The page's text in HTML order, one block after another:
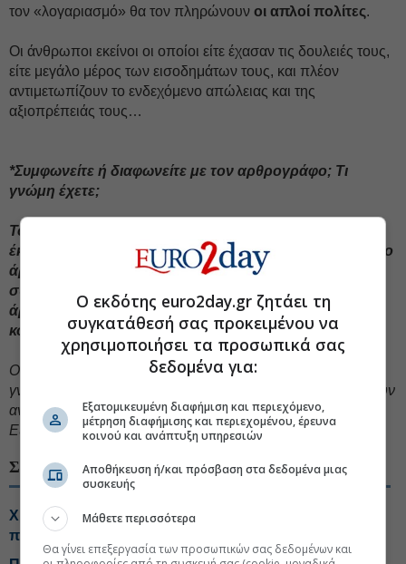
τον «λογαριασμό» θα τον πληρώνουν οι απλοί πολίτες.
Οι άνθρωποι εκείνοι οι οποίοι είτε έχασαν τις δουλειές τους,
είτε μεγάλο μέρος των εισοδημάτων τους, και πλέον
αντιμετωπίζουν το ενδεχόμενο απώλειας και της
αξιοπρέπειάς τους…
*Συμφωνείτε ή διαφωνείτε με τον αρθρογράφο; Τι
γνώμη έχετε;
To Εuro2day.gr ενθαρρύνει τον διάλογο και την
έκφραση απόψεων από τους αναγνώστες. Σχολιάστε το
άρθρο και πείτε την άποψή σας δημόσια για όσα
συμβαίνουν και μας αφορούν όλους. Αν θεωρείτε το
άρθρο σημαντικό, διαδώστε το με τα εργαλεία
κοινωνικής δικτύωσης.
Oι απόψεις που διατυπώνονται σε ενυπόγραφο άρθρο
γνώμης ανήκουν στον συγγραφέα και δεν αντιπροσωπεύουν
αναγκαστικά, μερικώς ή στο σύνολο, απόψεις του
Euro2day.gr.
ΣΧΕΤΙΚΑ ΘΕΜΑΤΑ
Χρηματιστήριο: Ποιες μετοχές και κλάδοι έχουν ακόμη
περιθώρια ανόδου
Ο εκδότης euro2day.gr ζητάει τη
συγκατάθεσή σας προκειμένου να
χρησιμοποιήσει τα προσωπικά σας
δεδομένα για:
Εξατομικευμένη διαφήμιση και περιεχόμενο,
μέτρηση διαφήμισης και περιεχομένου, έρευνα
κοινού και ανάπτυξη υπηρεσιών
Αποθήκευση ή/και πρόσβαση στα δεδομένα μιας
συσκευής
Μάθετε περισσότερα
Θα γίνει επεξεργασία των προσωπικών σας δεδομένων και